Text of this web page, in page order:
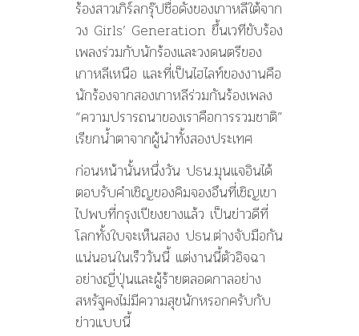
ร้องสาวเกิร์ลกรุ๊ปชื่อดังของเกาหลีใต้จาก
วง Girls’ Generation ขึ้นเวทีขับร้อง
เพลงร่วมกับนักร้องและวงดนตรีของ
เกาหลีเหนือ และที่เป็นไฮไลท์ของงานคือ
นักร้องจากสองเกาหลีร่วมกันร้องเพลง
“ความปรารถนาของเราคือการรวมชาติ”
เรียกน้ำตาจากผู้นำทั้งสองประเทศ
ก่อนหน้านั้นหนึ่งวัน ปธน.มุนแจอินได้
ตอบรับคำเชิญของคิมจองอึนที่เชิญเขา
ไปพบที่กรุงเปียงยางแล้ว เป็นข่าวดีที่
โลกทั้งใบจะเห็นสอง ปธน.ต่างจับมือกัน
แน่นอนในเร็ววันนี้ แต่งานนี้ตัวอิจฉา
อย่างญี่ปุ่นและผู้ร้ายตลอดกาลอย่าง
สหรัฐคงไม่มีความสุขนักหรอกครับกับ
ข่าวแบบนี้